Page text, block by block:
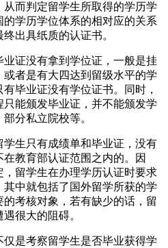
而判定留学生所取得的学历学
学历学位体系的相对应的关系
出具纸质的认证书。
业证没有拿到学位证，一般是挂
者是有大四达到留级水平的学
毕业证没有学位证书。同时，
能颁发毕业证，并不能颁发学
分私立院校等。
生只有成绩单和毕业证，没有
教育部认证范围之内的。因
，留学生在办理学历认证时要求
中就包括了国外留学所获的学
考核对象，若有缺少的话，留
很大的阻碍。
是考察留学生是否毕业获得学